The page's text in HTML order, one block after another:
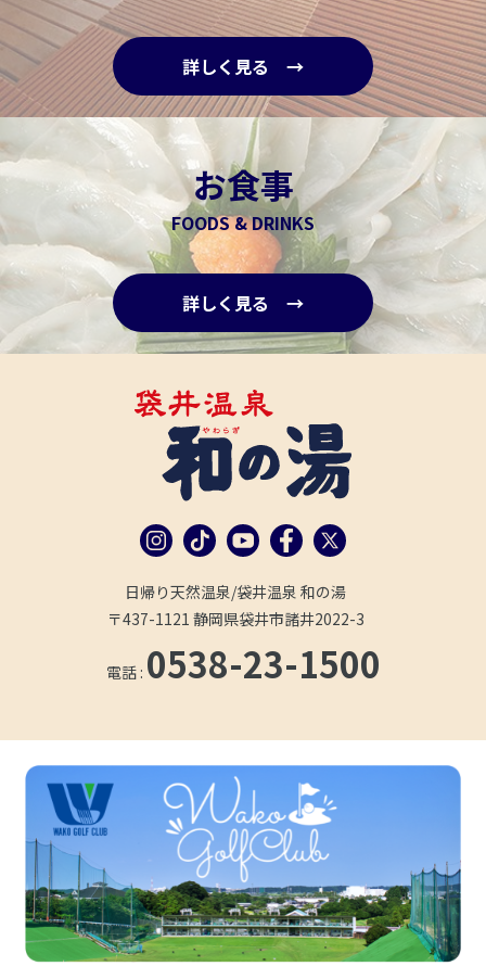
詳しく見る →
お食事
FOODS & DRINKS
詳しく見る →
日帰り天然温泉/袋井温泉 和の湯
〒437-1121 静岡県袋井市諸井2022-3
電話 : 0538-23-1500